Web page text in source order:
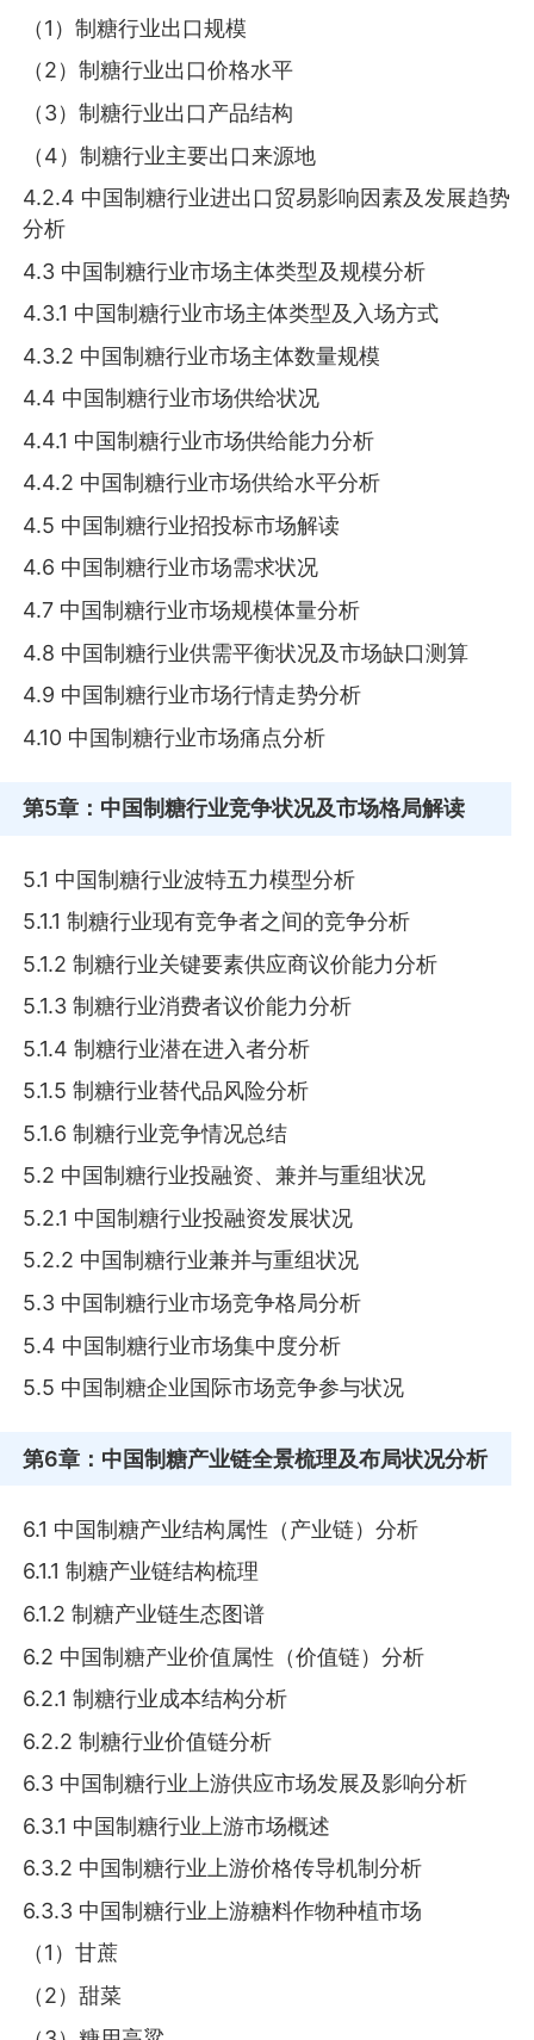
（1）制糖行业出口规模
（2）制糖行业出口价格水平
（3）制糖行业出口产品结构
（4）制糖行业主要出口来源地
4.2.4 中国制糖行业进出口贸易影响因素及发展趋势
分析
4.3 中国制糖行业市场主体类型及规模分析
4.3.1 中国制糖行业市场主体类型及入场方式
4.3.2 中国制糖行业市场主体数量规模
4.4 中国制糖行业市场供给状况
4.4.1 中国制糖行业市场供给能力分析
4.4.2 中国制糖行业市场供给水平分析
4.5 中国制糖行业招投标市场解读
4.6 中国制糖行业市场需求状况
4.7 中国制糖行业市场规模体量分析
4.8 中国制糖行业供需平衡状况及市场缺口测算
4.9 中国制糖行业市场行情走势分析
4.10 中国制糖行业市场痛点分析
第5章 ：中国制糖行业竞争状况及市场格局解读
5.1 中国制糖行业波特五力模型分析
5.1.1 制糖行业现有竞争者之间的竞争分析
5.1.2 制糖行业关键要素供应商议价能力分析
5.1.3 制糖行业消费者议价能力分析
5.1.4 制糖行业潜在进入者分析
5.1.5 制糖行业替代品风险分析
5.1.6 制糖行业竞争情况总结
5.2 中国制糖行业投融资、兼并与重组状况
5.2.1 中国制糖行业投融资发展状况
5.2.2 中国制糖行业兼并与重组状况
5.3 中国制糖行业市场竞争格局分析
5.4 中国制糖行业市场集中度分析
5.5 中国制糖企业国际市场竞争参与状况
第6章 ：中国制糖产业链全景梳理及布局状况分析
6.1 中国制糖产业结构属性（产业链）分析
6.1.1 制糖产业链结构梳理
6.1.2 制糖产业链生态图谱
6.2 中国制糖产业价值属性（价值链）分析
6.2.1 制糖行业成本结构分析
6.2.2 制糖行业价值链分析
6.3 中国制糖行业上游供应市场发展及影响分析
6.3.1 中国制糖行业上游市场概述
6.3.2 中国制糖行业上游价格传导机制分析
6.3.3 中国制糖行业上游糖料作物种植市场
（1）甘蔗
（2）甜菜